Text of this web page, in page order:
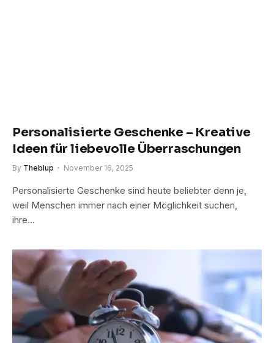
Personalisierte Geschenke – Kreative
Ideen für liebevolle Überraschungen
By Theblup November 16, 2025
Personalisierte Geschenke sind heute beliebter denn je,
weil Menschen immer nach einer Möglichkeit suchen,
ihre…